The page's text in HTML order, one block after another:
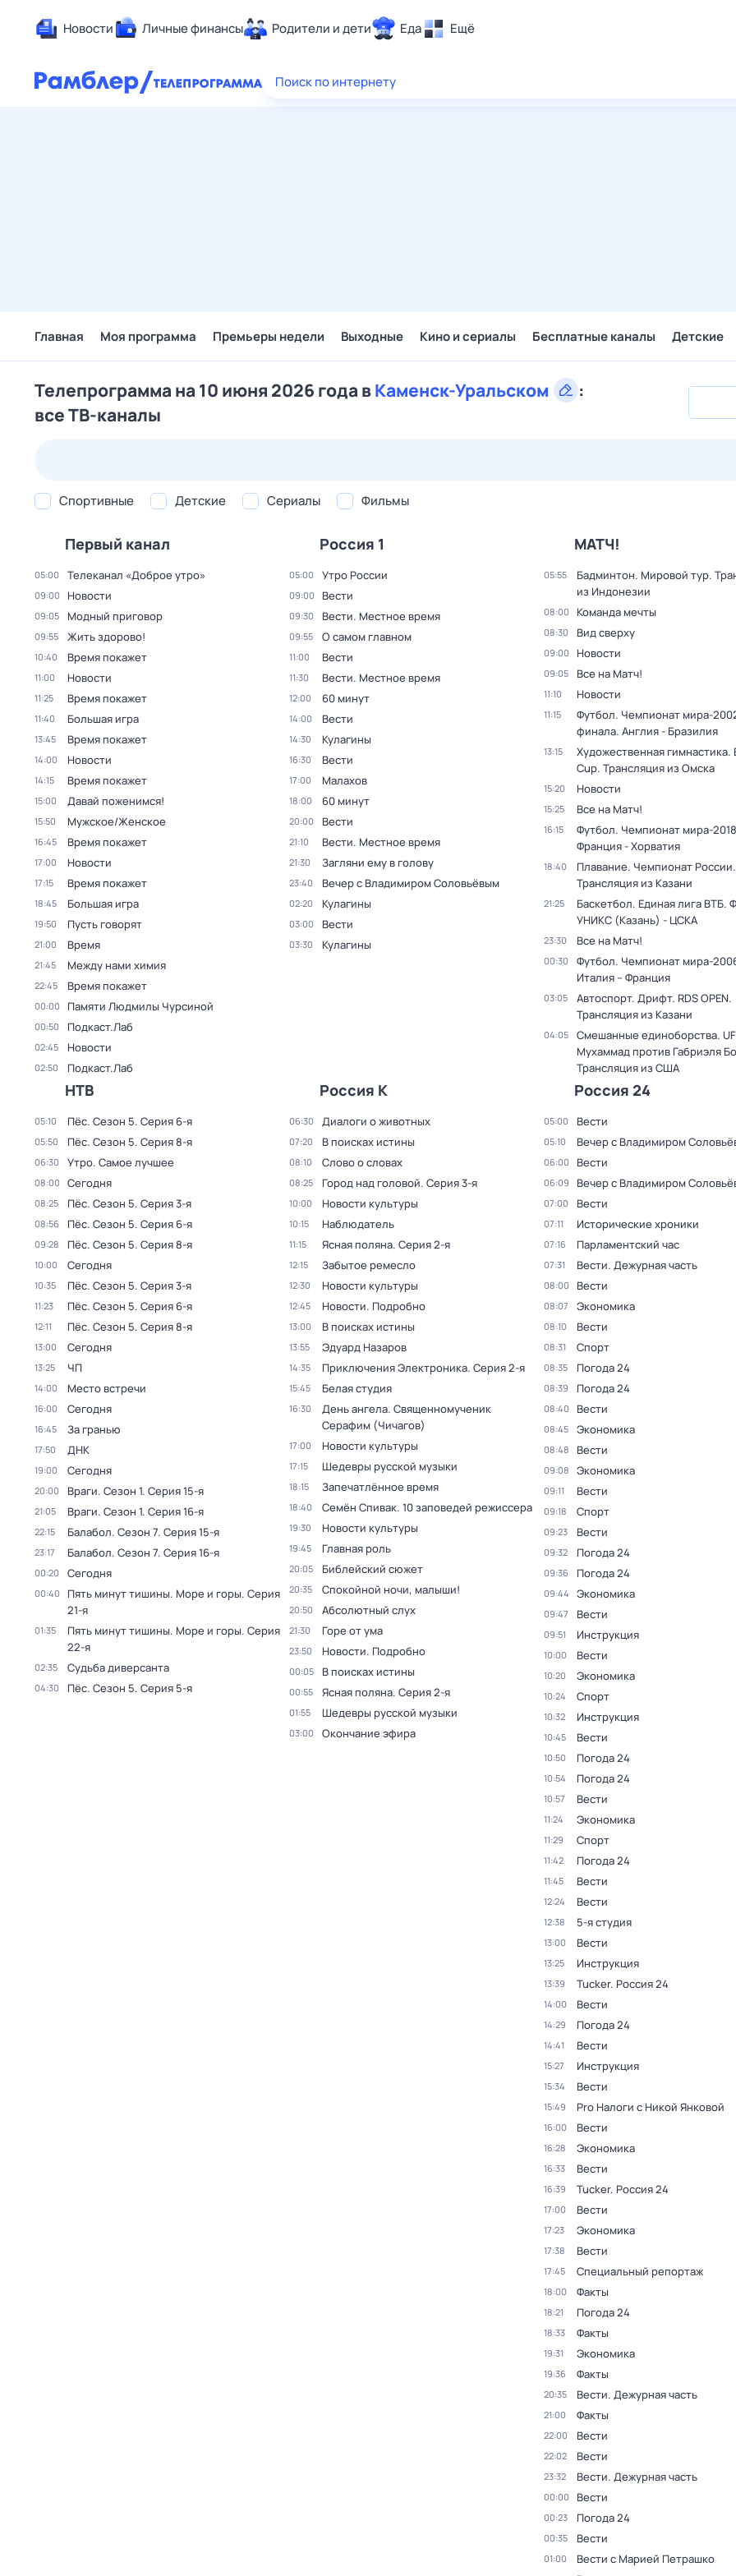
Новости Личные финансы Родители и дети Еда Ещё
Здоровье
Поиск по интернету
Главная Моя программа Премьеры недели Выходные Кино и сериалы Бесплатные каналы Детские
Телепрограмма на 10 июня 2026 года вКаменск-Уральском
:
все ТВ-каналы
Спортивные Детские Сериалы Фильмы
Первый канал
05:00 Телеканал «Доброе утро»
09:00 Новости
09:05 Модный приговор
09:55 Жить здорово!
10:40 Время покажет
11:00 Новости
11:25 Время покажет
11:40 Большая игра
13:45 Время покажет
14:00 Новости
14:15 Время покажет
15:00 Давай поженимся!
15:50 Мужское/Женское
16:45 Время покажет
17:00 Новости
17:15 Время покажет
18:45 Большая игра
19:50 Пусть говорят
21:00 Время
21:45 Между нами химия
22:45 Время покажет
00:00 Памяти Людмилы Чурсиной
00:50 Подкаст.Лаб
02:45 Новости
02:50 Подкаст.Лаб
Россия 1
05:00 Утро России
09:00 Вести
09:30 Вести. Местное время
09:55 О самом главном
11:00 Вести
11:30 Вести. Местное время
12:00 60 минут
14:00 Вести
14:30 Кулагины
16:30 Вести
17:00 Малахов
18:00 60 минут
20:00 Вести
21:10 Вести. Местное время
21:30 Загляни ему в голову
23:40 Вечер с Владимиром Соловьёвым
02:20 Кулагины
03:00 Вести
03:30 Кулагины
МАТЧ!
05:55
Бадминтон. Мировой тур.
из Индонезии
08:00 Команда мечты
08:30 Вид сверху
09:00 Новости
09:05 Все на Матч!
11:10 Новости
11:15
Футбол. Чемпионат мира-
финала. Англия - Бразилия
13:15
Художественная гимнастика.
Cup. Трансляция из Омска
15:20 Новости
15:25 Все на Матч!
16:15
Футбол. Чемпионат мира-
Франция - Хорватия
18:40
Плавание. Чемпионат России.
Трансляция из Казани
21:25
Баскетбол. Единая лига ВТБ.
УНИКС (Казань) - ЦСКА
23:30 Все на Матч!
00:30
Футбол. Чемпионат мира-
Италия – Франция
03:05
Автоспорт. Дрифт. RDS OPEN.
Трансляция из Казани
04:05
Смешанные единоборства.
Мухаммад против Габриэля
Трансляция из США
НТВ
05:10 Пёс. Сезон 5. Серия 6-я
05:50 Пёс. Сезон 5. Серия 8-я
06:30 Утро. Самое лучшее
08:00 Сегодня
08:25 Пёс. Сезон 5. Серия 3-я
08:56 Пёс. Сезон 5. Серия 6-я
09:28 Пёс. Сезон 5. Серия 8-я
10:00 Сегодня
10:35 Пёс. Сезон 5. Серия 3-я
11:23 Пёс. Сезон 5. Серия 6-я
12:11 Пёс. Сезон 5. Серия 8-я
13:00 Сегодня
13:25 ЧП
14:00 Место встречи
16:00 Сегодня
16:45 За гранью
17:50 ДНК
19:00 Сегодня
20:00 Враги. Сезон 1. Серия 15-я
21:05 Враги. Сезон 1. Серия 16-я
22:15 Балабол. Сезон 7. Серия 15-я
23:17 Балабол. Сезон 7. Серия 16-я
00:20 Сегодня
00:40 Пять минут тишины. Море и горы. Серия
21-я
01:35 Пять минут тишины. Море и горы. Серия
22-я
02:35 Судьба диверсанта
04:30 Пёс. Сезон 5. Серия 5-я
Россия К
06:30 Диалоги о животных
07:20 В поисках истины
08:10 Слово о словах
08:25 Город над головой. Серия 3-я
10:00 Новости культуры
10:15 Наблюдатель
11:15 Ясная поляна. Серия 2-я
12:15 Забытое ремесло
12:30 Новости культуры
12:45 Новости. Подробно
13:00 В поисках истины
13:55 Эдуард Назаров
14:35 Приключения Электроника. Серия 2-я
15:45 Белая студия
16:30
День ангела. Священномученик
Серафим (Чичагов)
17:00 Новости культуры
17:15 Шедевры русской музыки
18:15 Запечатлённое время
18:40 Семён Спивак. 10 заповедей режиссера
19:30 Новости культуры
19:45 Главная роль
20:05 Библейский сюжет
20:35 Спокойной ночи, малыши!
20:50 Абсолютный слух
21:30 Горе от ума
23:50 Новости. Подробно
00:05 В поисках истины
00:55 Ясная поляна. Серия 2-я
01:55 Шедевры русской музыки
03:00 Окончание эфира
Россия 24
05:00 Вести
05:10 Вечер с Владимиром
06:00 Вести
06:09 Вечер с Владимиром
07:00 Вести
07:11 Исторические хроники
07:16 Парламентский час
07:31 Вести. Дежурная часть
08:00 Вести
08:07 Экономика
08:10 Вести
08:31 Спорт
08:35 Погода 24
08:39 Погода 24
08:40 Вести
08:45 Экономика
08:48 Вести
09:08 Экономика
09:11 Вести
09:18 Спорт
09:23 Вести
09:32 Погода 24
09:36 Погода 24
09:44 Экономика
09:47 Вести
09:51 Инструкция
10:00 Вести
10:20 Экономика
10:24 Спорт
10:32 Инструкция
10:45 Вести
10:50 Погода 24
10:54 Погода 24
10:57 Вести
11:24 Экономика
11:29 Спорт
11:42 Погода 24
11:45 Вести
12:24 Вести
12:38 5-я студия
13:00 Вести
13:25 Инструкция
13:39 Tucker. Россия 24
14:00 Вести
14:29 Погода 24
14:41 Вести
15:27 Инструкция
15:34 Вести
15:49 Pro Налоги с Никой Янковой
16:00 Вести
16:28 Экономика
16:33 Вести
16:39 Tucker. Россия 24
17:00 Вести
17:23 Экономика
17:38 Вести
17:45 Специальный репортаж
18:00 Факты
18:21 Погода 24
18:33 Факты
19:31 Экономика
19:36 Факты
20:35 Вести. Дежурная часть
21:00 Факты
22:00 Вести
22:02 Вести
23:32 Вести. Дежурная часть
00:00 Вести
00:23 Погода 24
00:35 Вести
01:00 Вести с Марией Петрашко